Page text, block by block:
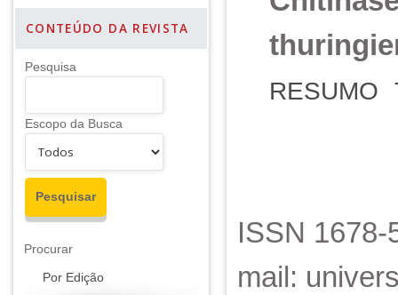
CONTEÚDO DA REVISTA
Pesquisa
Escopo da Busca
Procurar
Por Edição
RESUMO
ISSN
mail: